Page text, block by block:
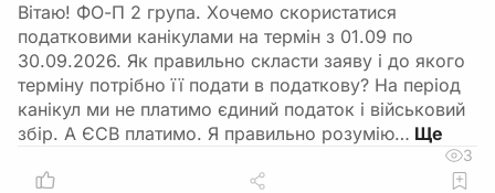
Вітаю! ФО-П 2 група. Хочемо скористатися
податковими канікулами на термін з 01.09 по
30.09.2026. Як правильно скласти заяву і до якого
терміну потрібно її подати в податкову? На період
канікул ми не платимо єдиний податок і військовий
збір. А ЄСВ платимо. Я правильно розумію…
3